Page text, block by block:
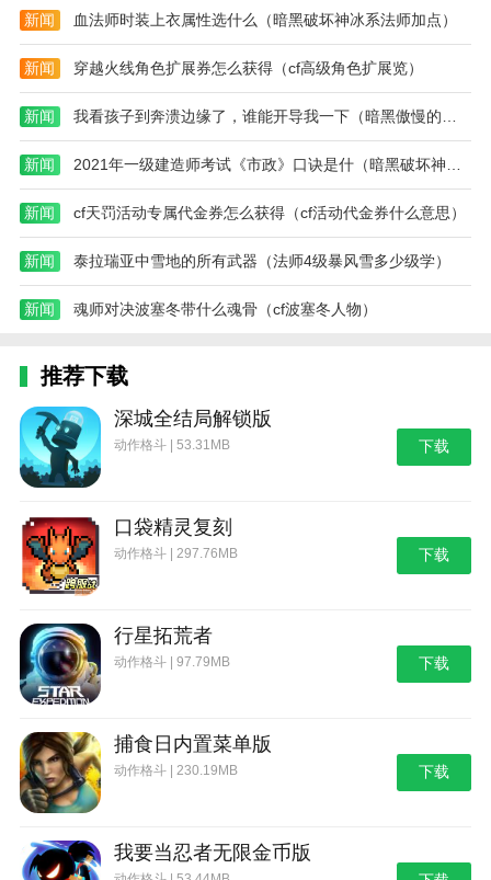
【炒股赚钱】百万仿真黄金，开户赚钱。
1.为用户提供全面的金融投资理财服务，帮助其制定更
合理的投资计划。
2.此外，郑东赢家app特别为用户采用国际高标准的风
险控制体系，保护您的资金和信息。
更新日志
版本更新
1.优化各操作界面的快速平滑切换；
2.修复了之前版本的一些bug。
版本更新
1.优化各操作界面的快速平滑切换；
2.修复了之前版本的一些bug。
热门搜索: 世界末日生存游戏攻略破解版(世界末日生存破解版最新
野外生存的世界游戏攻略综合篇(模拟野外生存游戏大全)
新闻 血法师时装上衣属性选什么（暗黑破坏神冰系法师加点）
新闻 穿越火线角色扩展券怎么获得（cf高级角色扩展览）
新闻
新闻
新闻 cf天罚活动专属代金券怎么获得（cf活动代金券什么意思）
新闻 泰拉瑞亚中雪地的所有武器（法师4级暴风雪多少级学）
新闻 魂师对决波塞冬带什么魂骨（cf波塞冬人物）
推荐下载
深城全结局解锁版
动作格斗 | 53.31MB 下载
口袋精灵复刻
动作格斗 | 297.76MB 下载
行星拓荒者
动作格斗 | 97.79MB 下载
捕食日内置菜单版
动作格斗 | 230.19MB 下载
我要当忍者无限金币版